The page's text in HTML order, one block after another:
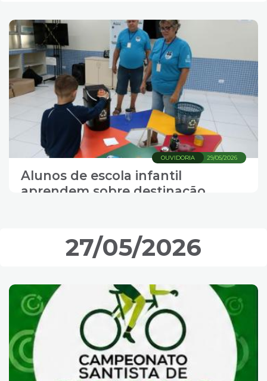
29/05/2026
OUVIDORIA
Alunos de escola infantil
aprendem sobre destinação
27/05/2026